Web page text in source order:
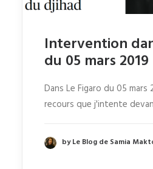
Intervention
du 05 mars 2019
Dans Le Figaro du 05 mars
recours que j'intente
by Le Blog de Samia